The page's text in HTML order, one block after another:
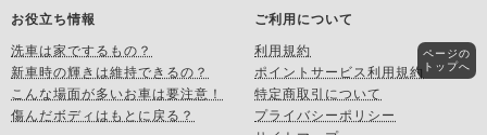
お役立ち情報
洗車は家でするもの？
新車時の輝きは維持できるの？
こんな場面が多いお車は要注意！
傷んだボディはもとに戻る？
ご利用について
利用規約
ポイントサービス利用規約
特定商取引について
プライバシーポリシー
ページの
トップへ